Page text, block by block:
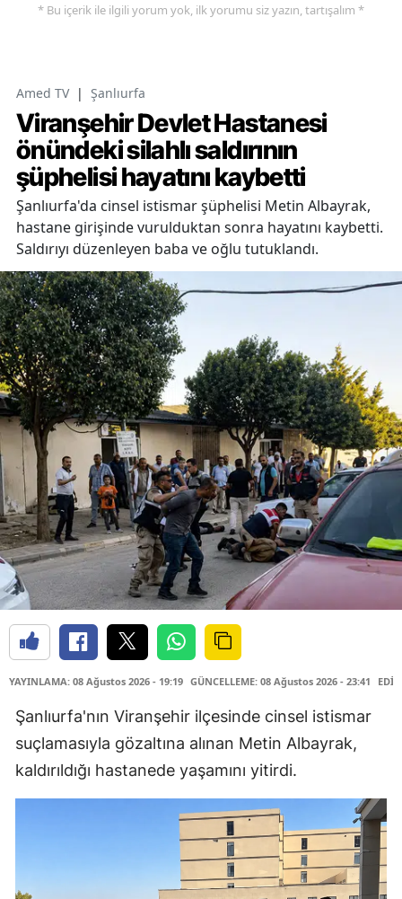
* Bu içerik ile ilgili yorum yok, ilk yorumu siz yazın, tartışalım *
Amed TV | Şanlıurfa
Viranşehir Devlet Hastanesi
önündeki silahlı saldırının
şüphelisi hayatını kaybetti
Şanlıurfa'da cinsel istismar şüphelisi Metin Albayrak,
hastane girişinde vurulduktan sonra hayatını kaybetti.
Saldırıyı düzenleyen baba ve oğlu tutuklandı.
YAYINLAMA: 08 Ağustos 2026 - 19:19 GÜNCELLEME: 08 Ağustos 2026 - 23:41
Şanlıurfa'nın Viranşehir ilçesinde cinsel istismar
suçlamasıyla gözaltına alınan Metin Albayrak,
kaldırıldığı hastanede yaşamını yitirdi.